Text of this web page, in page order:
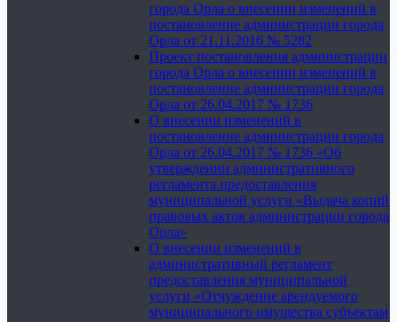
города Орла о внесении изменений в
постановление администрации города
Орла от 21.11.2016 № 5282
Проект постановления администрации
города Орла о внесении изменений в
постановление администрации города
Орла от 26.04.2017 № 1736
О внесении изменений в
постановление администрации города
Орла от 26.04.2017 № 1736 «Об
утверждении административного
регламента предоставления
муниципальной услуги «Выдача копий
правовых актов администрации города
Орла»
О внесении изменений в
административный регламент
предоставления муниципальной
услуги «Отчуждение арендуемого
муниципального имущества субъектам